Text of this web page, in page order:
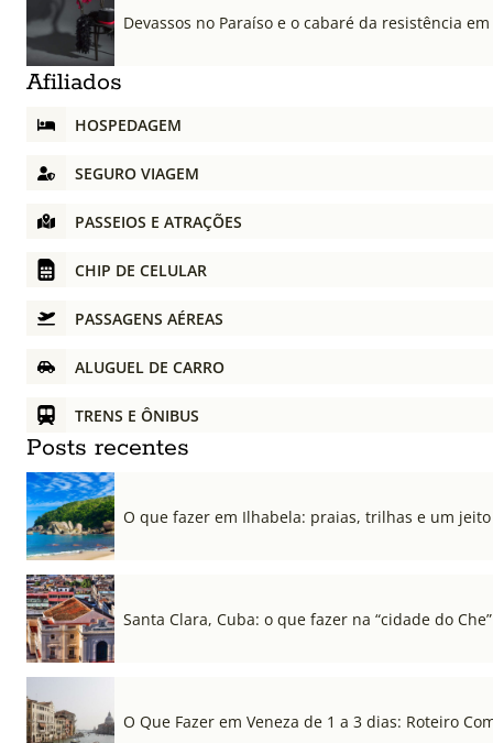
Devassos no Paraíso e o cabaré da resistência em
Afiliados
HOSPEDAGEM
SEGURO VIAGEM
PASSEIOS E ATRAÇÕES
CHIP DE CELULAR
PASSAGENS AÉREAS
ALUGUEL DE CARRO
TRENS E ÔNIBUS
Posts recentes
O que fazer em Ilhabela: praias, trilhas e um
Santa Clara, Cuba: o que fazer na “cidade do Che”
O Que Fazer em Veneza de 1 a 3 dias: Roteiro